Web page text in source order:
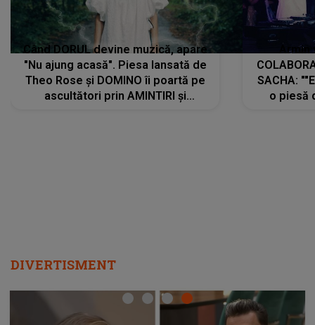
Când DORUL devine muzică, apare
"Nu ajung acasă". Piesa lansată de
Theo Rose și DOMINO îi poartă pe
ascultători prin AMINTIRI și
SACHA:
o piesă
DIVERTISMENT